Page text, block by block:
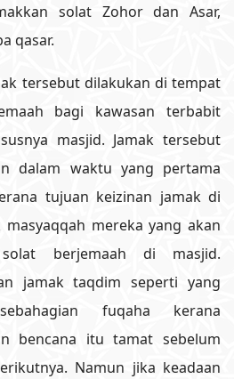
solat Zohor dan Asar,
qasar.
tersebut dilakukan di tempat
bagi kawasan terbabit
masjid. Jamak tersebut
dalam waktu yang pertama
tujuan keizinan jamak di
mereka yang akan
berjemaah di masjid.
jamak taqdim seperti yang
fuqaha kerana
bencana itu tamat sebelum
Namun jika keadaan